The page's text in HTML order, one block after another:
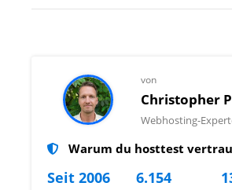
von
Christopher
Webhosting-
Warum du hosttest
Seit 2006 6.154